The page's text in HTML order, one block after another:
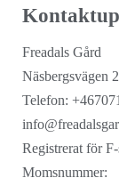
Freadals Gård
Näsbergsvägen
Telefon:
Registrerat för
Momsnummer: